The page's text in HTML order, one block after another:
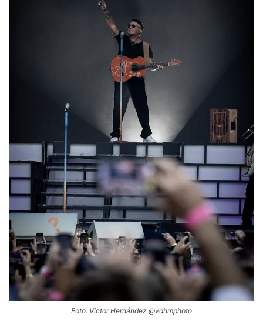
Foto: Víctor Hernández @vdhmphoto